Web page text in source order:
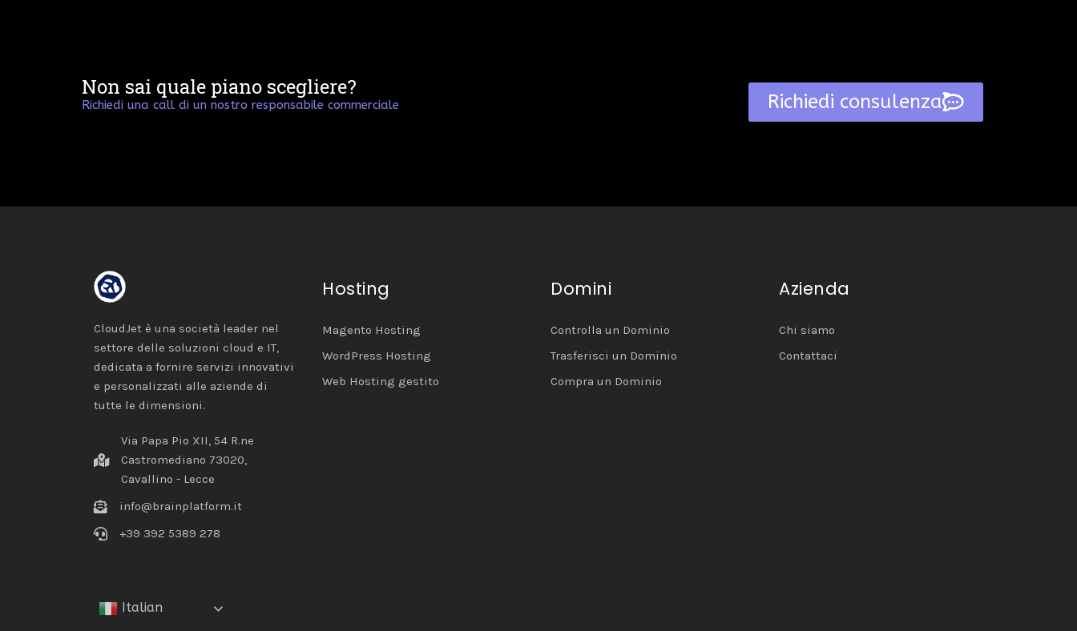
Non sai quale piano scegliere?
Richiedi una call di un nostro responsabile commerciale Richiedi consulenza
CloudJet è una società leader nel
settore delle soluzioni cloud e IT,
dedicata a fornire servizi innovativi
e personalizzati alle aziende di
tutte le dimensioni.
Via Papa Pio XII, 54 R.ne
Castromediano 73020,
Cavallino - Lecce
info@brainplatform.it
+39 392 5389 278
Italian
Hosting
Magento Hosting
WordPress Hosting
Web Hosting gestito
Domini
Controlla un Dominio
Trasferisci un Dominio
Compra un Dominio
Azienda
Chi siamo
Contattaci